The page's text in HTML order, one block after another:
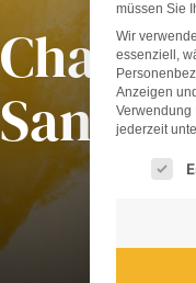
Charles
müssen Sie
Wir
essenziell,
Anzeigen
Verwendung
jederzeit
Es